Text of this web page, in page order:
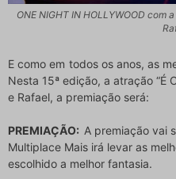
ONE NIGHT IN HOLLYWOOD com
E como em todos os anos, as
Nesta 15ª edição, a atração “É
e Rafael, a premiação será:
PREMIAÇÃO: A premiação vai
Multiplace Mais irá levar as
escolhido a melhor fantasia.